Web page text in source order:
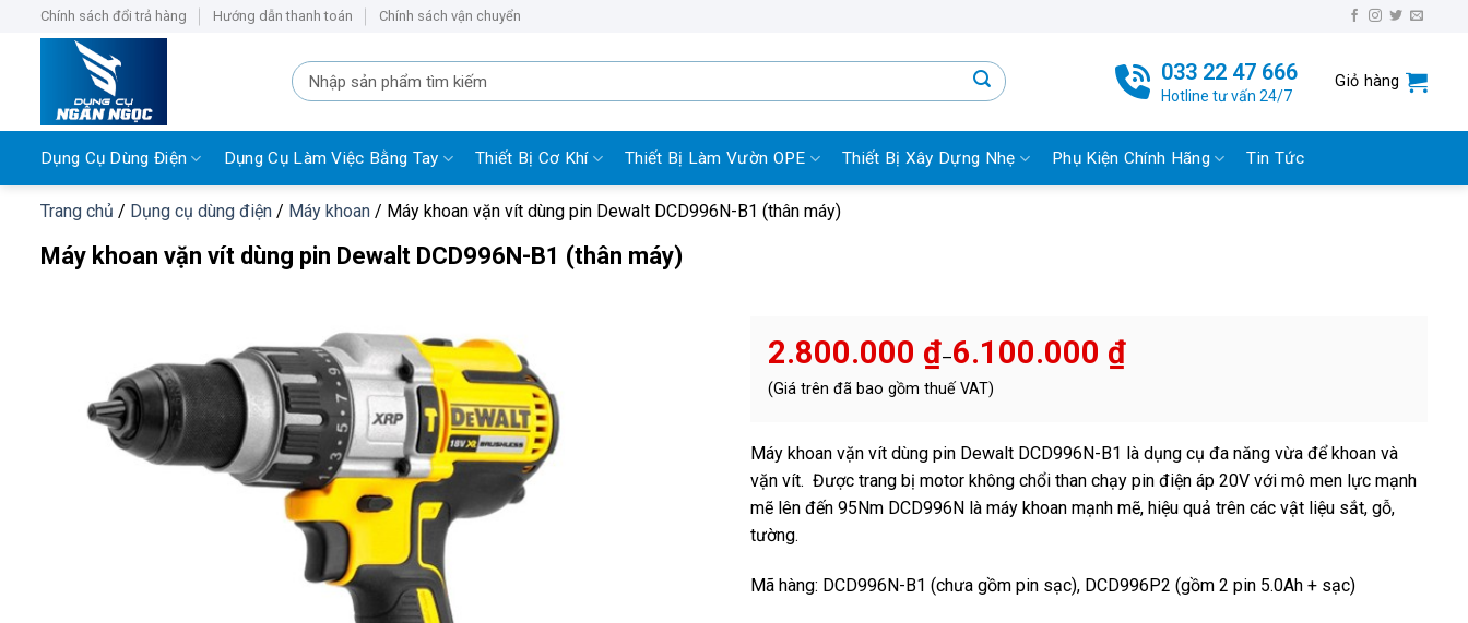
Chính sách đổi trả hàng Hướng dẫn thanh toán Chính sách vận chuyển
Tìm
kiếm:
033 22 47 666
Hotline tư vấn 24/7
Giỏ hàng
Dụng Cụ Dùng Điện Dụng Cụ Làm Việc Bằng Tay Thiết Bị Cơ Khí Thiết Bị Làm Vườn OPE Thiết Bị Xây Dựng Nhẹ Phụ Kiện Chính Hãng Tin Tức
Trang chủ / Dụng cụ dùng điện / Máy khoan / Máy khoan vặn vít dùng pin Dewalt DCD996N-B1 (thân máy)
Máy khoan vặn vít dùng pin Dewalt DCD996N-B1 (thân máy)
2.800.000 ₫–6.100.000 ₫
giá:
đến
6.100.000 ₫
(Giá trên đã bao gồm thuế VAT)
Máy khoan vặn vít dùng pin Dewalt DCD996N-B1 là dụng cụ đa năng vừa để khoan và
vặn vít. Được trang bị motor không chổi than chạy pin điện áp 20V với mô men lực mạnh
mẽ lên đến 95Nm DCD996N là máy khoan mạnh mẽ, hiệu quả trên các vật liệu sắt, gỗ,
tường.
Mã hàng: DCD996N-B1 (chưa gồm pin sạc), DCD996P2 (gồm 2 pin 5.0Ah + sạc)